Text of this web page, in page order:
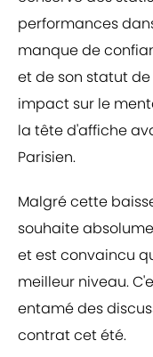
performances
manque de
et de son statut
impact sur le
la tête d'affiche
Parisien.
Malgré cette
souhaite
et est convaincu
meilleur niveau.
entamé des
contrat cet été.